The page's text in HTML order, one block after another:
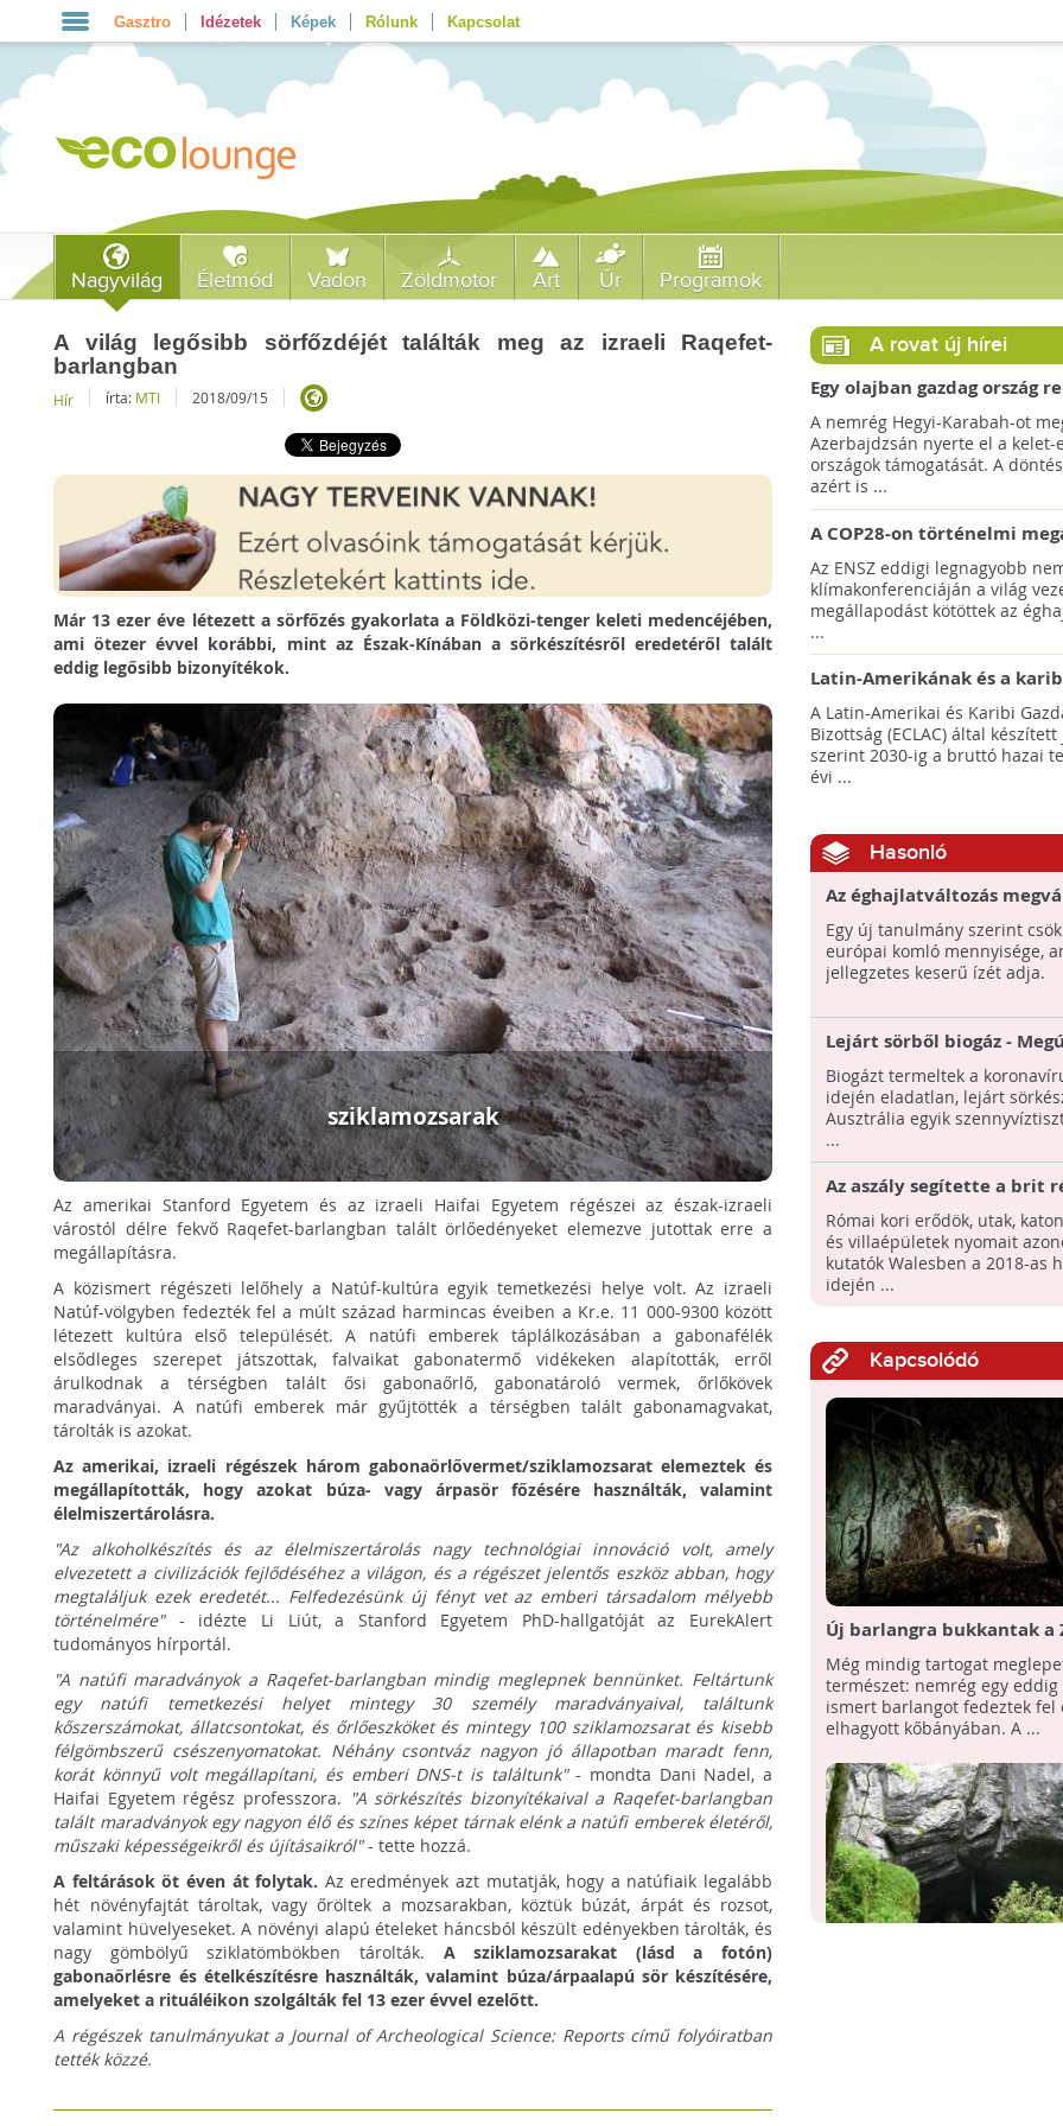
Gasztro Idézetek Képek Rólunk Kapcsolat
Nagyvilág Életmód Vadon Zöldmotor Art Űr Programok
A világ legősibb sörfőzdéjét találták meg az izraeli Raqefet-
barlangban
Hír írta: MTI 2018/09/15
Már 13 ezer éve létezett a sörfőzés gyakorlata a Földközi-tenger keleti medencéjében,
ami ötezer évvel korábbi, mint az Észak-Kínában a sörkészítésről eredetéről talált
eddig legősibb bizonyítékok.
sziklamozsarak
Az amerikai Stanford Egyetem és az izraeli Haifai Egyetem régészei az észak-izraeli
várostól délre fekvő Raqefet-barlangban talált örlőedényeket elemezve jutottak erre a
megállapításra.
A közismert régészeti lelőhely a Natúf-kultúra egyik temetkezési helye volt. Az izraeli
Natúf-völgyben fedezték fel a múlt század harmincas éveiben a Kr.e. 11 000-9300 között
létezett kultúra első települését. A natúfi emberek táplálkozásában a gabonafélék
elsődleges szerepet játszottak, falvaikat gabonatermő vidékeken alapították, erről
árulkodnak a térségben talált ősi gabonaőrlő, gabonatároló vermek, őrlőkövek
maradványai. A natúfi emberek már gyűjtötték a térségben talált gabonamagvakat,
tárolták is azokat.
Az amerikai, izraeli régészek három gabonaörlővermet/sziklamozsarat elemeztek és
megállapították, hogy azokat búza- vagy árpasör főzésére használták, valamint
élelmiszertárolásra.
"Az alkoholkészítés és az élelmiszertárolás nagy technológiai innováció volt, amely
elvezetett a civilizációk fejlődéséhez a világon, és a régészet jelentős eszköz abban, hogy
megtaláljuk ezek eredetét... Felfedezésünk új fényt vet az emberi társadalom mélyebb
történelmére"- idézte Li Liút, a Stanford Egyetem PhD-hallgatóját az EurekAlert
tudományos hírportál.
"A natúfi maradványok a Raqefet-barlangban mindig meglepnek bennünket. Feltártunk
egy natúfi temetkezési helyet mintegy 30 személy maradványaival, találtunk
kőszerszámokat, állatcsontokat, és őrlőeszköket és mintegy 100 sziklamozsarat és kisebb
félgömbszerű csészenyomatokat. Néhány csontváz nagyon jó állapotban maradt fenn,
korát könnyű volt megállapítani, és emberi DNS-t is találtunk"- mondta Dani Nadel, a
Haifai Egyetem régész professzora. "A sörkészítés bizonyítékaival a Raqefet-barlangban
talált maradványok egy nagyon élő és színes képet tárnak elénk a natúfi emberek életéről,
műszaki képességeikről és újításaikról"- tette hozzá.
A feltárások öt éven át folytak. Az eredmények azt mutatják, hogy a natúfiaik legalább
hét növényfajtát tároltak, vagy őröltek a mozsarakban, köztük búzát, árpát és rozsot,
valamint hüvelyeseket. A növényi alapú ételeket háncsból készült edényekben tárolták, és
nagy gömbölyű sziklatömbökben tárolták. A sziklamozsarakat (lásd a fotón)
gabonaőrlésre és ételkészítésre használták, valamint búza/árpaalapú sör készítésére,
amelyeket a rituáléikon szolgálták fel 13 ezer évvel ezelőtt.
A régészek tanulmányukat a Journal of Archeological Science: Reports című folyóiratban
tették közzé.
A rovat új hírei
Egy olajban gazdag ország
jövőre a COP29 klímacsúcsot
A nemrég Hegyi-Karabah-ot
Azerbajdzsán nyerte el a kelet-
országok támogatását. A
azért is ...
A COP28-on történelmi
született! - Összefoglaló az
klímacsúcsáról
Az ENSZ eddigi legnagyobb
klímakonferenciáján a világ
megállapodást kötöttek az
...
Latin-Amerikának és a
térségnek növelniük kell
az éghajlatvédelmi célok
A Latin-Amerikai és Karibi
Bizottság (ECLAC) által
szerint 2030-ig a bruttó hazai
évi ...
Hasonló
Az éghajlatváltozás
a sör minőségét és ízét
Egy új tanulmány szerint
európai komló mennyisége,
jellegzetes keserű ízét adja.
Lejárt sörből biogáz -
energia lett a járvány miatt
eladatlan készletekből
Biogázt termeltek a
idején eladatlan, lejárt
Ausztrália egyik
...
Az aszály segítette a brit
munkáját, több ókori római
emléket tártak fel
Római kori erődök, utak,
és villaépületek nyomait
kutatók Walesben a 2018-as
idején ...
Kapcsolódó
Új barlangra bukkantak a
völgyében!
Még mindig tartogat
természet: nemrég egy eddig
ismert barlangot fedeztek fel
elhagyott kőbányában. A ...